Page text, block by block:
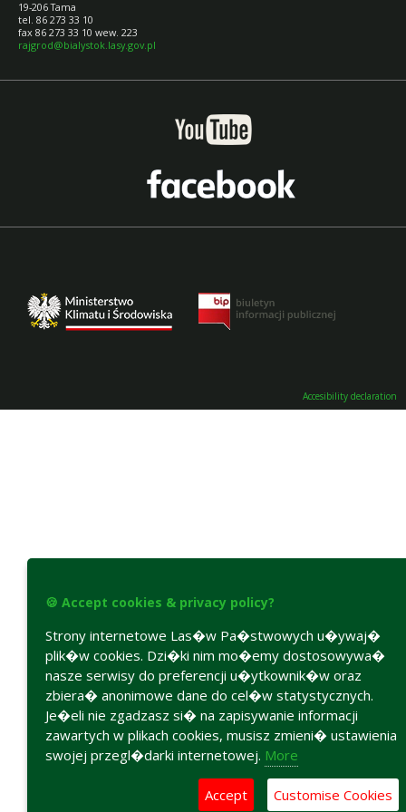
19-206 Tama
tel. 86 273 33 10
fax 86 273 33 10 wew. 223
rajgrod@bialystok.lasy.gov.pl
Accesibility declaration
🍪 Accept cookies & privacy policy?
Strony internetowe Las�w Pa�stwowych u�ywaj�
plik�w cookies. Dzi�ki nim mo�emy dostosowywa�
nasze serwisy do preferencji u�ytkownik�w oraz
zbiera� anonimowe dane do cel�w statystycznych.
Je�eli nie zgadzasz si� na zapisywanie informacji
zawartych w plikach cookies, musisz zmieni� ustawienia
swojej przegl�darki internetowej. More
Accept Customise Cookies